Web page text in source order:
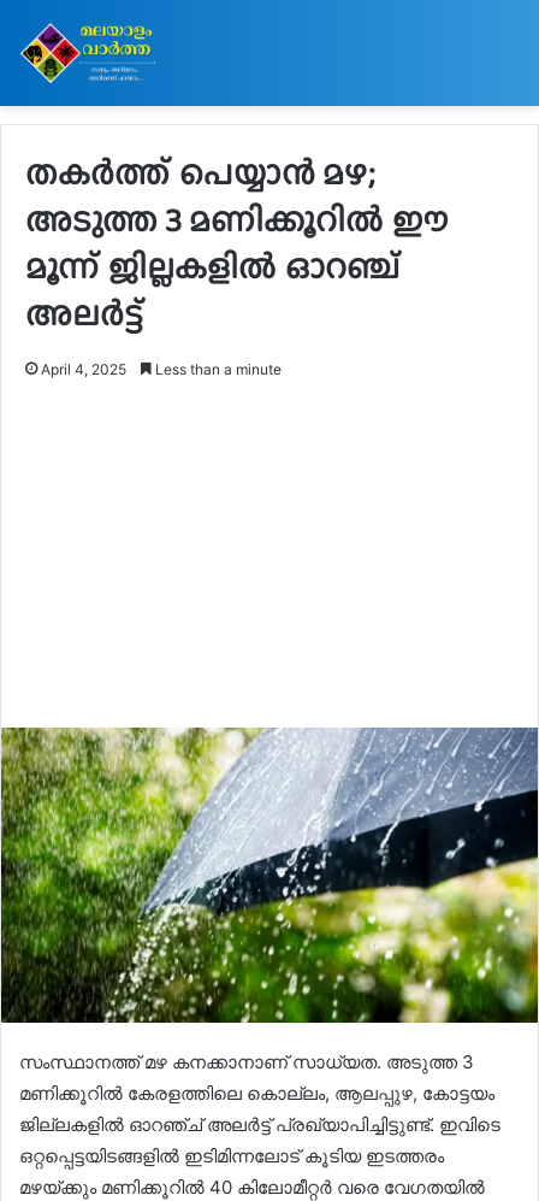
തകർത്ത് പെയ്യാൻ മഴ;
അടുത്ത 3 മണിക്കൂറിൽ ഈ
മൂന്ന് ജില്ലകളിൽ ഓറഞ്ച്
അലർട്ട്
April 4, 2025 Less than a minute
സംസ്ഥാനത്ത് മഴ കനക്കാനാണ് സാധ്യത. അടുത്ത 3
മണിക്കൂറിൽ കേരളത്തിലെ കൊല്ലം, ആലപ്പുഴ, കോട്ടയം
ജില്ലകളിൽ ഓറഞ്ച് അലർട്ട് പ്രഖ്യാപിച്ചിട്ടുണ്ട്. ‍ഇവിടെ
ഒറ്റപ്പെട്ടയിടങ്ങളിൽ ഇടിമിന്നലോട് കൂടിയ ഇടത്തരം
മഴയ്ക്കും മണിക്കൂറിൽ 40 കിലോമീറ്റർ വരെ വേഗതയിൽ